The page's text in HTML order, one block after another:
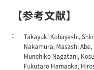
【参考文献】
1.
Takayuki Kobayashi,
Nakamura, Masashi
Munehiko Nagatani,
Fukutaro Hamaoka,